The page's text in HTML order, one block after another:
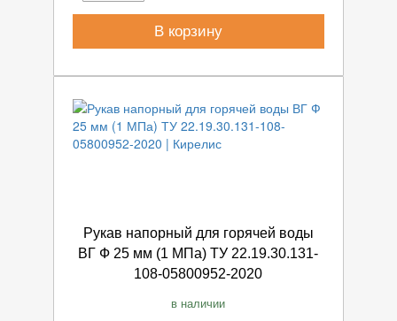
В корзину
Рукав напорный для горячей воды
ВГ Ф 25 мм (1 МПа) ТУ 22.19.30.131-
108-05800952-2020
в наличии